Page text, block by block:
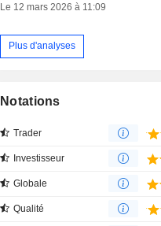
Le 12 mars 2026 à 11:09
Plus d'analyses
Notations
Trader
Investisseur
Globale
Qualité